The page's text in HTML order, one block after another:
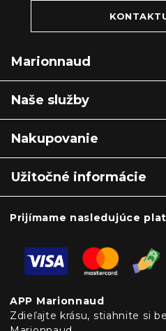
Marionnaud
Naše služby
Nakupovanie
Užitočné informácie
Prijímame nasledujúce
APP Marionnaud
Zdieľajte krásu, stiahnite si